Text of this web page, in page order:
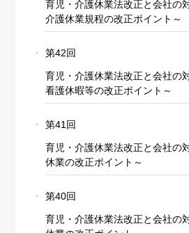
育児・介護休業法改正と会社
介護休業規程の改正ポイント～
第42回
育児・介護休業法改正と会社
看護休暇等の改正ポイント～
第41回
育児・介護休業法改正と会社
休業の改正ポイント～
第40回
育児・介護休業法改正と会社